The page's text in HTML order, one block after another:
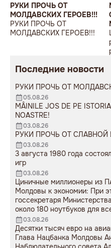
РУКИ ПРОЧЬ ОТ
МОЛДАВСКИХ ГЕРОЕВ!!!
РУКИ ПРОЧЬ ОТ
МОЛДАВСКИХ ГЕРОЕВ!!!
Последние новости
РУКИ ПРОЧЬ ОТ
05.08.26
MÂINILE JOS DE PE
NOASTRE!
03.08.26
РУКИ ПРОЧЬ ОТ
03.08.26
3 августа 1980 года
игр
03.08.26
Циничные миллионеры из
Молдовы к экономии: При
госсекретаря
около 180 ноутбуков для
03.08.26
Десятки тысяч евро на
Глава Нацбанка Молдовы